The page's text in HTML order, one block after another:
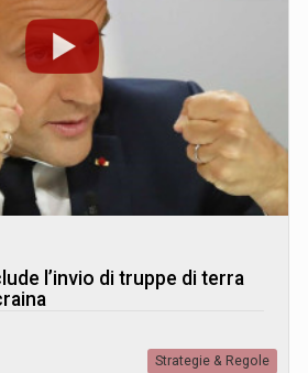
l’invio di truppe di terra
Strategie & Regole